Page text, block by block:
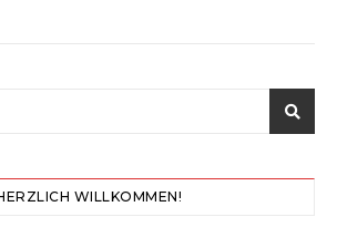
WILLKOMMEN!